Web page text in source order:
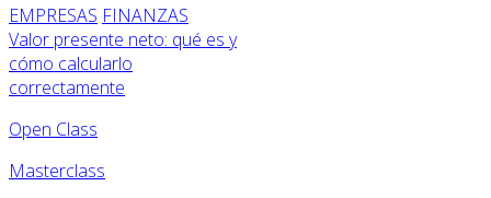
EMPRESAS FINANZAS
Valor presente neto: qué es y
cómo calcularlo
correctamente
Open Class
Masterclass